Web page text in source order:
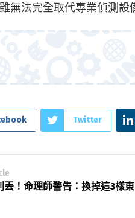
無法完全取代專業偵測
Twitter
丟！命理師警告：換掉這3樣東